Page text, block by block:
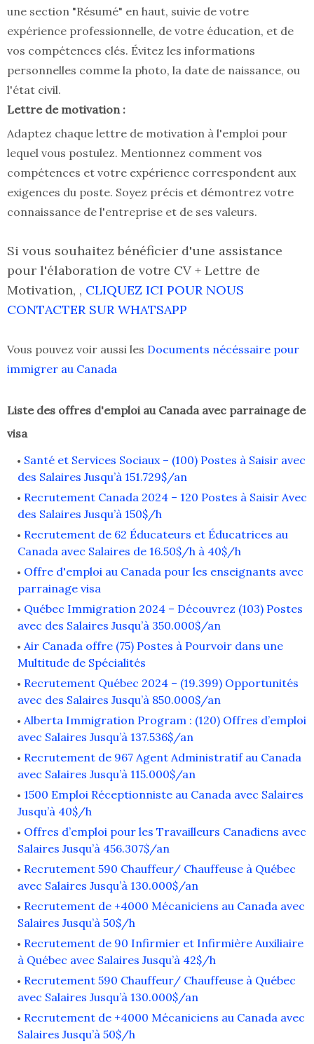
une section "Résumé" en haut, suivie de votre
expérience professionnelle, de votre éducation, et de
vos compétences clés. Évitez les informations
personnelles comme la photo, la date de naissance, ou
l'état civil.
Lettre de motivation :
Adaptez chaque lettre de motivation à l'emploi pour
lequel vous postulez. Mentionnez comment vos
compétences et votre expérience correspondent aux
exigences du poste. Soyez précis et démontrez votre
connaissance de l'entreprise et de ses valeurs.
Si vous souhaitez bénéficier d'une assistance
pour l'élaboration de votre CV + Lettre de
Motivation, , CLIQUEZ ICI POUR NOUS
CONTACTER SUR WHATSAPP
Vous pouvez voir aussi les Documents nécéssaire pour
immigrer au Canada
Liste des offres d'emploi au Canada avec parrainage de
visa
Santé et Services Sociaux – (100) Postes à Saisir avec
des Salaires Jusqu’à 151.729$/an
Recrutement Canada 2024 – 120 Postes à Saisir Avec
des Salaires Jusqu’à 150$/h
Recrutement de 62 Éducateurs et Éducatrices au
Canada avec Salaires de 16.50$/h à 40$/h
Offre d'emploi au Canada pour les enseignants avec
parrainage visa
Québec Immigration 2024 – Découvrez (103) Postes
avec des Salaires Jusqu’à 350.000$/an
Air Canada offre (75) Postes à Pourvoir dans une
Multitude de Spécialités
Recrutement Québec 2024 – (19.399) Opportunités
avec des Salaires Jusqu’à 850.000$/an
Alberta Immigration Program : (120) Offres d’emploi
avec Salaires Jusqu’à 137.536$/an
Recrutement de 967 Agent Administratif au Canada
avec Salaires Jusqu’à 115.000$/an
1500 Emploi Réceptionniste au Canada avec Salaires
Jusqu’à 40$/h
Offres d’emploi pour les Travailleurs Canadiens avec
Salaires Jusqu’à 456.307$/an
Recrutement 590 Chauffeur/ Chauffeuse à Québec
avec Salaires Jusqu’à 130.000$/an
Recrutement de +4000 Mécaniciens au Canada avec
Salaires Jusqu’à 50$/h
Recrutement de 90 Infirmier et Infirmière Auxiliaire
à Québec avec Salaires Jusqu’à 42$/h
Recrutement 590 Chauffeur/ Chauffeuse à Québec
avec Salaires Jusqu’à 130.000$/an
Recrutement de +4000 Mécaniciens au Canada avec
Salaires Jusqu’à 50$/h